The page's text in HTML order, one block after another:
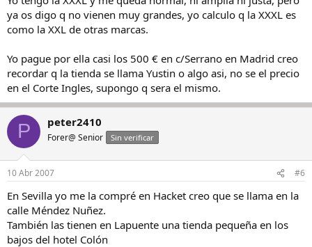
ya os digo q no vienen muy grandes, yo calculo q la XXXL es
como la XXL de otras marcas.
Yo pague por ella casi los 500 € en c/Serrano en Madrid creo
recordar q la tienda se llama Yustin o algo asi, no se el precio
en el Corte Ingles, supongo q sera el mismo.
P peter2410
Forer@ Senior Sin verificar
10 Abr 2007 #6
En Sevilla yo me la compré en Hacket creo que se llama en la
calle Méndez Nuñez.
También las tienen en Lapuente una tienda pequeña en los
bajos del hotel Colón